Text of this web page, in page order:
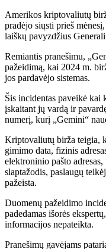
Amerikos kriptovaliutų
pradėjo siųsti prieš
laiškų pavyzdžius
Remiantis pranešimu,
pažeidimą, kai 2024 m.
jos pardavėjo sistemas.
Šis incidentas paveikė
įskaitant jų vardą ir
numerį, kurį „Gemini“
Kriptovaliutų birža teigia,
gimimo data, fizinis
elektroninio pašto
slaptažodis, paslaugų
pažeista.
Duomenų pažeidimo
padedamas išorės
informacijos nepateikta.
Pranešimų gavėjams